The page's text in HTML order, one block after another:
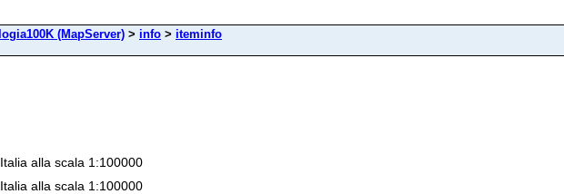
(MapServer) > info > iteminfo
alla scala 1:100000
alla scala 1:100000